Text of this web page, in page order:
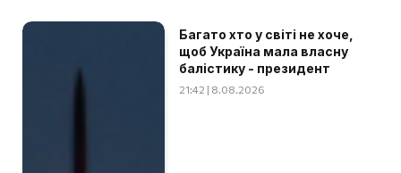
Багато хто у світі не хоче,
щоб Україна мала власну
балістику - президент
21:42 | 8.08.2026